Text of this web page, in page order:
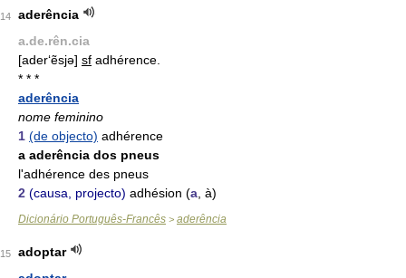
14
aderência
a.de.rên.cia
[ader‘ẽsjə] sf adhérence.
* * *
aderência
nome feminino
1 (de objecto) adhérence
a aderência dos pneus
l'adhérence des pneus
2 (causa, projecto) adhésion (a , à)
Dicionário Português-Francês > aderência
15
adoptar